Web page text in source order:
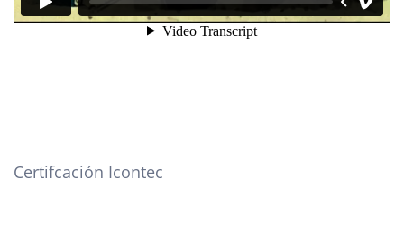
Certifcación Icontec